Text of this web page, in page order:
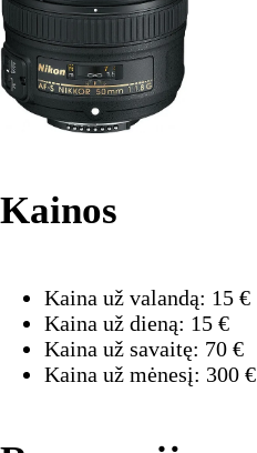
Kainos
Kaina už valandą: 15 €
Kaina už dieną: 15 €
Kaina už savaitę: 70 €
Kaina už mėnesį: 300 €